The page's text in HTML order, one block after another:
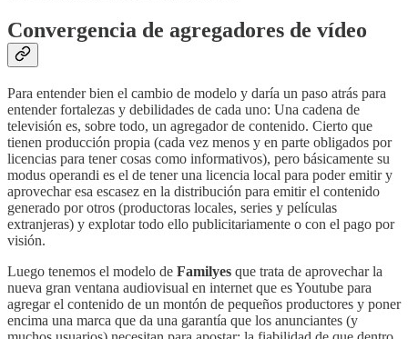
Convergencia de agregadores de vídeo
Para entender bien el cambio de modelo y daría un paso atrás para
entender fortalezas y debilidades de cada uno: Una cadena de
televisión es, sobre todo, un agregador de contenido. Cierto que
tienen producción propia (cada vez menos y en parte obligados por
licencias para tener cosas como informativos), pero básicamente su
modus operandi es el de tener una licencia local para poder emitir y
aprovechar esa escasez en la distribución para emitir el contenido
generado por otros (productoras locales, series y películas
extranjeras) y explotar todo ello publicitariamente o con el pago por
visión.
Luego tenemos el modelo de Familyes que trata de aprovechar la
nueva gran ventana audiovisual en internet que es Youtube para
agregar el contenido de un montón de pequeños productores y poner
encima una marca que da una garantía que los anunciantes (y